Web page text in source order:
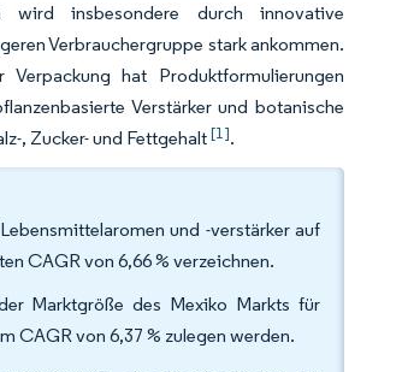
wird insbesondere durch innovative
Verbrauchergruppe stark ankommen.
hat Produktformulierungen
Verstärker und botanische
, Zucker- und Fettgehalt[1].
und -verstärker auf
CAGR von 6,66 % verzeichnen.
Marktgröße des Mexiko Markts für
CAGR von 6,37 % zulegen werden.